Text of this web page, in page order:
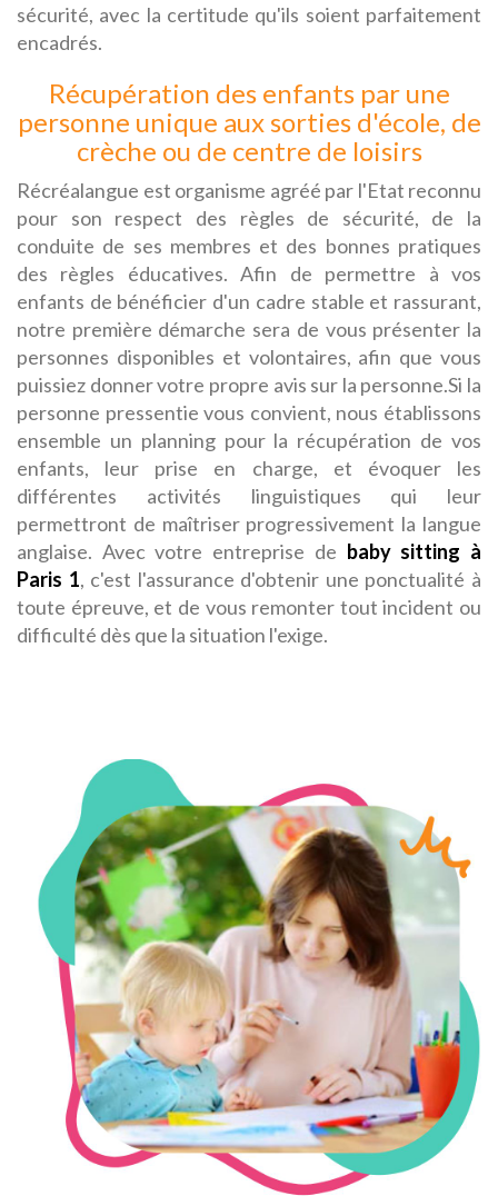
sécurité, avec la certitude qu'ils soient parfaitement
encadrés.
Récupération des enfants par une
personne unique aux sorties d'école, de
crèche ou de centre de loisirs
Récréalangue est organisme agréé par l'Etat reconnu
pour son respect des règles de sécurité, de la
conduite de ses membres et des bonnes pratiques
des règles éducatives. Afin de permettre à vos
enfants de bénéficier d'un cadre stable et rassurant,
notre première démarche sera de vous présenter la
personnes disponibles et volontaires, afin que vous
puissiez donner votre propre avis sur la personne.Si la
personne pressentie vous convient, nous établissons
ensemble un planning pour la récupération de vos
enfants, leur prise en charge, et évoquer les
différentes activités linguistiques qui leur
permettront de maîtriser progressivement la langue
anglaise. Avec votre entreprise de baby sitting à
Paris 1, c'est l'assurance d'obtenir une ponctualité à
toute épreuve, et de vous remonter tout incident ou
difficulté dès que la situation l'exige.